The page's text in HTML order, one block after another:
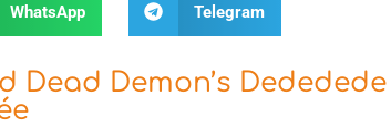
WhatsApp Telegram
Dead Demon’s Dededede